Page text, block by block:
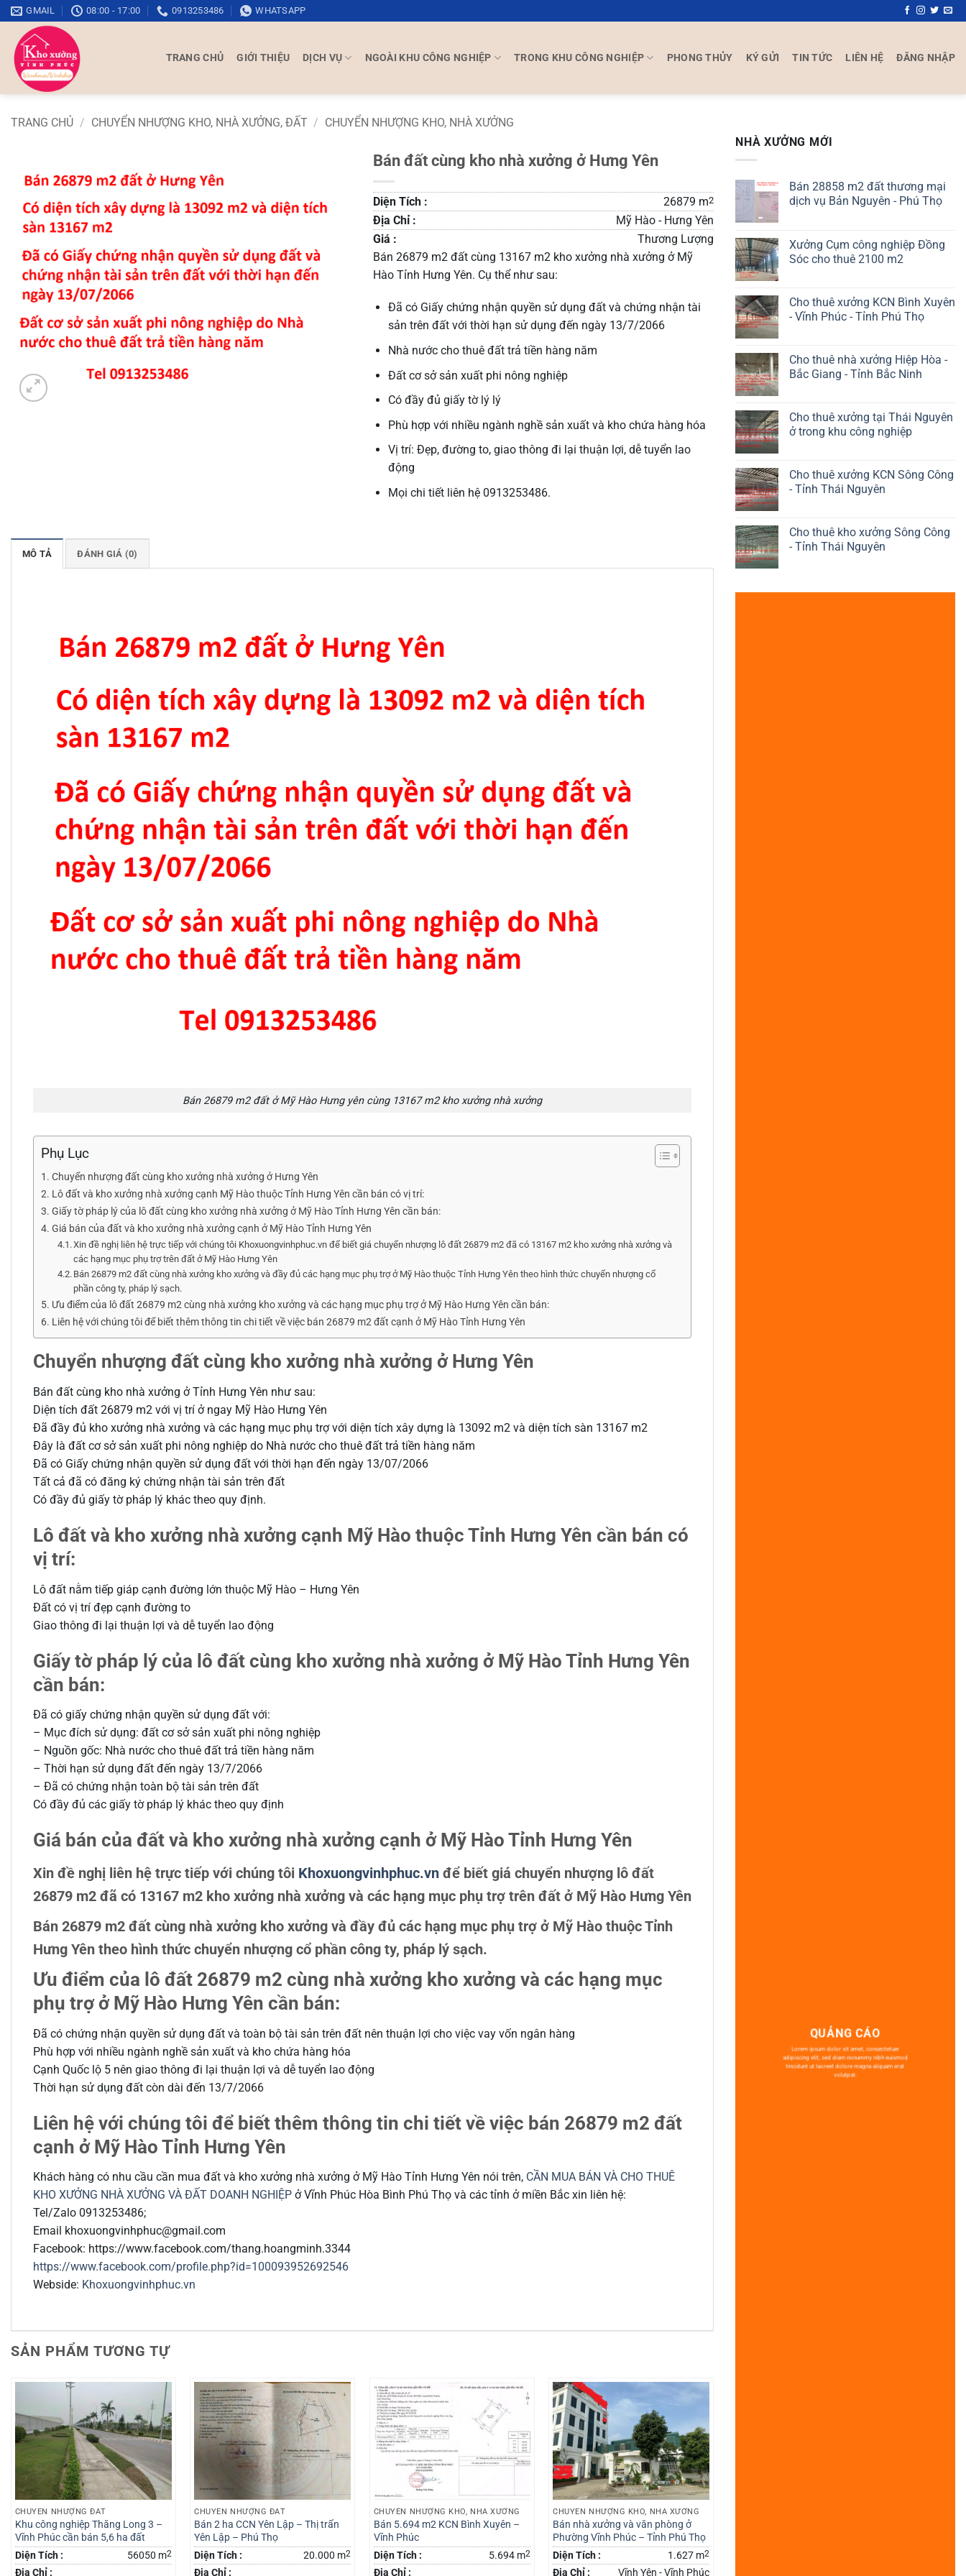
Bỏ
qua
dung
GMAIL 08:00 - 17:00 0913253486 WHATSAPP
TRANG CHỦ GIỚI THIỆU DỊCH VỤ NGOÀI KHU CÔNG NGHIỆP TRONG KHU CÔNG NGHIỆP PHONG THỦY KÝ GỬI TIN TỨC LIÊN HỆ ĐĂNG NHẬP
TRANG CHỦ / CHUYỂN NHƯỢNG KHO, NHÀ XƯỞNG, ĐẤT / CHUYỂN NHƯỢNG KHO, NHÀ XƯỞNG
Bán đất cùng kho nhà xưởng ở Hưng Yên
Diện Tích : 26879 m2
Địa Chỉ :
Mỹ Hào - Hưng Yên
Giá :
Thương Lượng
Bán 26879 m2 đất cùng 13167 m2 kho xưởng nhà xưởng ở Mỹ
Hào Tỉnh Hưng Yên. Cụ thể như sau:
Đã có Giấy chứng nhận quyền sử dụng đất và chứng nhận tài
sản trên đất với thời hạn sử dụng đến ngày 13/7/2066
Nhà nước cho thuê đất trả tiền hàng năm
Đất cơ sở sản xuất phi nông nghiệp
Có đầy đủ giấy tờ lý lý
Phù hợp với nhiều ngành nghề sản xuất và kho chứa hàng hóa
Vị trí: Đẹp, đường to, giao thông đi lại thuận lợi, dễ tuyển lao
động
Mọi chi tiết liên hệ 0913253486.
MÔ TẢ ĐÁNH GIÁ (0)
Bán 26879 m2 đất ở Mỹ Hào Hưng yên cùng 13167 m2 kho xưởng nhà xưởng
Phụ Lục
Chuyển nhượng đất cùng kho xưởng nhà xưởng ở Hưng Yên
Lô đất và kho xưởng nhà xưởng cạnh Mỹ Hào thuộc Tỉnh Hưng Yên cần bán có vị trí:
Giấy tờ pháp lý của lô đất cùng kho xưởng nhà xưởng ở Mỹ Hào Tỉnh Hưng Yên cần bán:
Giá bán của đất và kho xưởng nhà xưởng cạnh ở Mỹ Hào Tỉnh Hưng Yên
Xin đề nghị liên hệ trực tiếp với chúng tôi Khoxuongvinhphuc.vn để biết giá chuyển nhượng lô đất 26879 m2 đã có 13167 m2 kho xưởng nhà xưởng và
các hạng mục phụ trợ trên đất ở Mỹ Hào Hưng Yên
Bán 26879 m2 đất cùng nhà xưởng kho xưởng và đầy đủ các hạng mục phụ trợ ở Mỹ Hào thuộc Tỉnh Hưng Yên theo hình thức chuyển nhượng cổ
phần công ty, pháp lý sạch.
Ưu điểm của lô đất 26879 m2 cùng nhà xưởng kho xưởng và các hạng mục phụ trợ ở Mỹ Hào Hưng Yên cần bán:
Liên hệ với chúng tôi để biết thêm thông tin chi tiết về việc bán 26879 m2 đất cạnh ở Mỹ Hào Tỉnh Hưng Yên
Chuyển nhượng đất cùng kho xưởng nhà xưởng ở Hưng Yên
Bán đất cùng kho nhà xưởng ở Tỉnh Hưng Yên như sau:
Diện tích đất 26879 m2 với vị trí ở ngay Mỹ Hào Hưng Yên
Đã đầy đủ kho xưởng nhà xưởng và các hạng mục phụ trợ với diện tích xây dựng là 13092 m2 và diện tích sàn 13167 m2
Đây là đất cơ sở sản xuất phi nông nghiệp do Nhà nước cho thuê đất trả tiền hàng năm
Đã có Giấy chứng nhận quyền sử dụng đất với thời hạn đến ngày 13/07/2066
Tất cả đã có đăng ký chứng nhận tài sản trên đất
Có đầy đủ giấy tờ pháp lý khác theo quy định.
Lô đất và kho xưởng nhà xưởng cạnh Mỹ Hào thuộc Tỉnh Hưng Yên cần bán có
vị trí:
Lô đất nằm tiếp giáp cạnh đường lớn thuộc Mỹ Hào – Hưng Yên
Đất có vị trí đẹp cạnh đường to
Giao thông đi lại thuận lợi và dễ tuyển lao động
Giấy tờ pháp lý của lô đất cùng kho xưởng nhà xưởng ở Mỹ Hào Tỉnh Hưng Yên
cần bán:
Đã có giấy chứng nhận quyền sử dụng đất với:
– Mục đích sử dụng: đất cơ sở sản xuất phi nông nghiệp
– Nguồn gốc: Nhà nước cho thuê đất trả tiền hàng năm
– Thời hạn sử dụng đất đến ngày 13/7/2066
– Đã có chứng nhận toàn bộ tài sản trên đất
Có đầy đủ các giấy tờ pháp lý khác theo quy định
Giá bán của đất và kho xưởng nhà xưởng cạnh ở Mỹ Hào Tỉnh Hưng Yên
Xin đề nghị liên hệ trực tiếp với chúng tôi Khoxuongvinhphuc.vn để biết giá chuyển nhượng lô đất
26879 m2 đã có 13167 m2 kho xưởng nhà xưởng và các hạng mục phụ trợ trên đất ở Mỹ Hào Hưng Yên
Bán 26879 m2 đất cùng nhà xưởng kho xưởng và đầy đủ các hạng mục phụ trợ ở Mỹ Hào thuộc Tỉnh
Hưng Yên theo hình thức chuyển nhượng cổ phần công ty, pháp lý sạch.
Ưu điểm của lô đất 26879 m2 cùng nhà xưởng kho xưởng và các hạng mục
phụ trợ ở Mỹ Hào Hưng Yên cần bán:
Đã có chứng nhận quyền sử dụng đất và toàn bộ tài sản trên đất nên thuận lợi cho việc vay vốn ngân hàng
Phù hợp với nhiều ngành nghề sản xuất và kho chứa hàng hóa
Cạnh Quốc lộ 5 nên giao thông đi lại thuận lợi và dễ tuyển lao động
Thời hạn sử dụng đất còn dài đến 13/7/2066
Liên hệ với chúng tôi để biết thêm thông tin chi tiết về việc bán 26879 m2 đất
cạnh ở Mỹ Hào Tỉnh Hưng Yên
Khách hàng có nhu cầu cần mua đất và kho xưởng nhà xưởng ở Mỹ Hào Tỉnh Hưng Yên nói trên, CẦN MUA BÁN VÀ CHO THUÊ
KHO XƯỞNG NHÀ XƯỞNG VÀ ĐẤT DOANH NGHIỆP ở Vĩnh Phúc Hòa Bình Phú Thọ và các tỉnh ở miền Bắc xin liên hệ:
Tel/Zalo 0913253486;
Email khoxuongvinhphuc@gmail.com
Facebook: https://www.facebook.com/thang.hoangminh.3344
https://www.facebook.com/profile.php?id=100093952692546
Webside: Khoxuongvinhphuc.vn
SẢN PHẨM TƯƠNG TỰ
CHUYỂN NHƯỢNG ĐẤT
Khu công nghiệp Thăng Long 3 –
Vĩnh Phúc cần bán 5,6 ha đất
Diện Tích :
56050 m2
Địa Chỉ :
CHUYỂN NHƯỢNG ĐẤT
Bán 2 ha CCN Yên Lập – Thị trấn
Yên Lập – Phú Thọ
Diện Tích :
20.000 m2
Địa Chỉ :
CHUYỂN NHƯỢNG KHO, NHÀ XƯỞNG
Bán 5.694 m2 KCN Bình Xuyên –
Vĩnh Phúc
Diện Tích :
5.694 m2
Địa Chỉ :
CHUYỂN NHƯỢNG KHO, NHÀ XƯỞNG
Bán nhà xưởng và văn phòng ở
Phường Vĩnh Phúc – Tỉnh Phú Thọ
Diện Tích :
1.627 m2
Địa Chỉ : Vĩnh Yên - Vĩnh Phúc
NHÀ XƯỞNG MỚI
Bán 28858 m2 đất thương mại
dịch vụ Bản Nguyên - Phú Thọ
Xưởng Cụm công nghiệp Đồng
Sóc cho thuê 2100 m2
Cho thuê xưởng KCN Bình Xuyên
- Vĩnh Phúc - Tỉnh Phú Thọ
Cho thuê nhà xưởng Hiệp Hòa -
Bắc Giang - Tỉnh Bắc Ninh
Cho thuê xưởng tại Thái Nguyên
ở trong khu công nghiệp
Cho thuê xưởng KCN Sông Công
- Tỉnh Thái Nguyên
Cho thuê kho xưởng Sông Công
- Tỉnh Thái Nguyên
QUẢNG CÁO
Lorem ipsum dolor sit amet, consectetuer
adipiscing elit, sed diam nonummy nibh euismod
tincidunt ut laoreet dolore magna aliquam erat
volutpat.